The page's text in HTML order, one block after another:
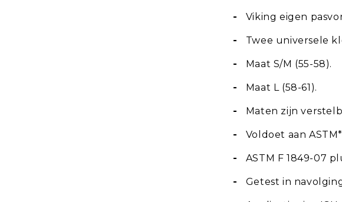
- Viking eigen
- Twee universele
- Maat S/M (55-58).
- Maat L (58-61).
- Maten zijn
- Voldoet aan
- ASTM F 1849-07
- Getest in